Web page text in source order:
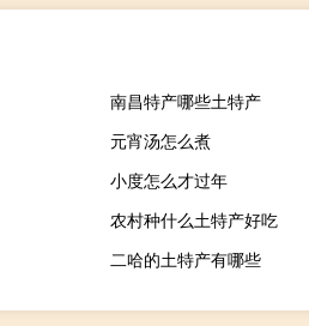
南昌特产哪些土特产
元宵汤怎么煮
小度怎么才过年
农村种什么土特产好吃
二哈的土特产有哪些